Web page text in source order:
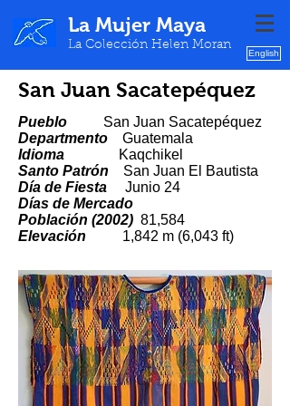
La Mujer Maya
La Colección Helen Moran
English
San Juan Sacatepéquez
Pueblo San Juan Sacatepéquez
Departmento Guatemala
Idioma
Kaqchikel
Santo Patrón San Juan El Bautista
Día de Fiesta Junio 24
Días de Mercado
Población (2002) 81,584
Elevación 1,842 m (6,043 ft)